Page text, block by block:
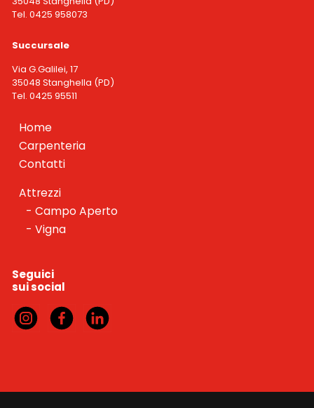
Tel. 0425 958073
Succursale
Via G.Galilei, 17
35048 Stanghella (PD)
Tel. 0425 95511
Home
Carpenteria
Contatti
Attrezzi
Campo Aperto
Vigna
Seguici
sui social